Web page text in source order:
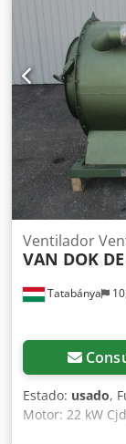
Tatabánya
Ventilador
VAN DOK
Estado: usado,
Motor: 22 kW
ventilador: 700